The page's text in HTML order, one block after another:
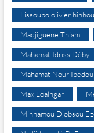
Lissoubo olivier
Madjiguene Thiam
Mahamat Idriss Déby
Mahamat Nour Ibedou
Max Loalngar
Minnamou Djobsou